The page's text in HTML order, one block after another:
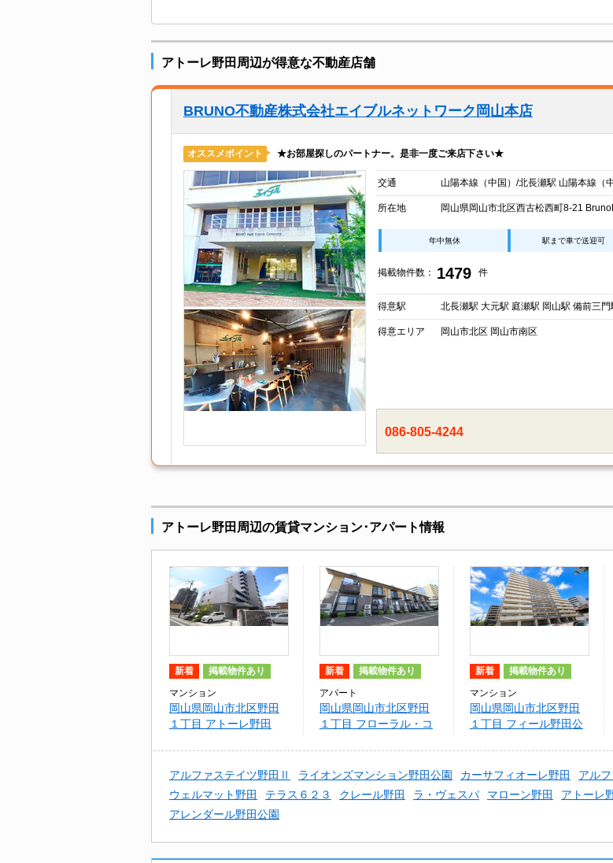
アトーレ野田周辺が得意な不動産店舗
BRUNO不動産株式会社エイブルネットワーク岡山本店
オススメポイント ★お部屋探しのパートナー。是非一度ご来店下さい★
交通 山陽本線（中国）/北長瀬駅 山陽本線（
所在地 岡山県岡山市北区西古松西町8-21
年中無休 駅まで車で送迎可
掲載物件数： 1479 件
得意駅 北長瀬駅 大元駅 庭瀬駅 岡山駅 備前三門
得意エリア 岡山市北区 岡山市南区
086-805-4244
アトーレ野田周辺の賃貸マンション･アパート情報
新着 掲載物件あり
マンション
岡山県岡山市北区野田
１丁目 アトーレ野田
新着 掲載物件あり
アパート
岡山県岡山市北区野田
１丁目 フローラル・コ
新着 掲載物件あり
マンション
岡山県岡山市北区野田
１丁目 フィール野田公
アルファステイツ野田Ⅱ ライオンズマンション野田公園 カーサフィオーレ野田 アル
ウェルマット野田
テラス６２３ クレール野田 ラ・ヴェスパ マローン野田 アトーレ
アレンダール野田公園